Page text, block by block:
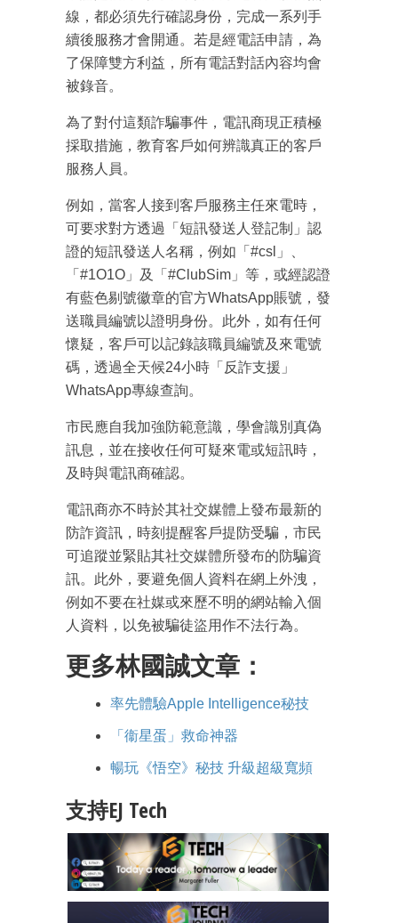
線，都必須先行確認身份，完成一系列手
續後服務才會開通。若是經電話申請，為
了保障雙方利益，所有電話對話內容均會
被錄音。
為了對付這類詐騙事件，電訊商現正積極
採取措施，教育客戶如何辨識真正的客戶
服務人員。
例如，當客人接到客戶服務主任來電時，
可要求對方透過「短訊發送人登記制」認
證的短訊發送人名稱，例如「#csl」、
「#1O1O」及「#ClubSim」等，或經認證
有藍色剔號徽章的官方WhatsApp賬號，發
送職員編號以證明身份。此外，如有任何
懷疑，客戶可以記錄該職員編號及來電號
碼，透過全天候24小時「反詐支援」
WhatsApp專線查詢。
市民應自我加強防範意識，學會識別真偽
訊息，並在接收任何可疑來電或短訊時，
及時與電訊商確認。
電訊商亦不時於其社交媒體上發布最新的
防詐資訊，時刻提醒客戶提防受騙，市民
可追蹤並緊貼其社交媒體所發布的防騙資
訊。此外，要避免個人資料在網上外洩，
例如不要在社媒或來歷不明的網站輸入個
人資料，以免被騙徒盜用作不法行為。
更多林國誠文章：
率先體驗Apple Intelligence秘技
「衞星蛋」救命神器
暢玩《悟空》秘技 升級超級寬頻
支持EJ Tech
成為 EJ Tech 會員
最新資訊（附創業懶人包）